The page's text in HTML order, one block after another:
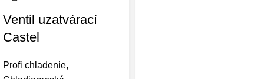
Ventil uzatvárací
Castel
Profi chladenie,